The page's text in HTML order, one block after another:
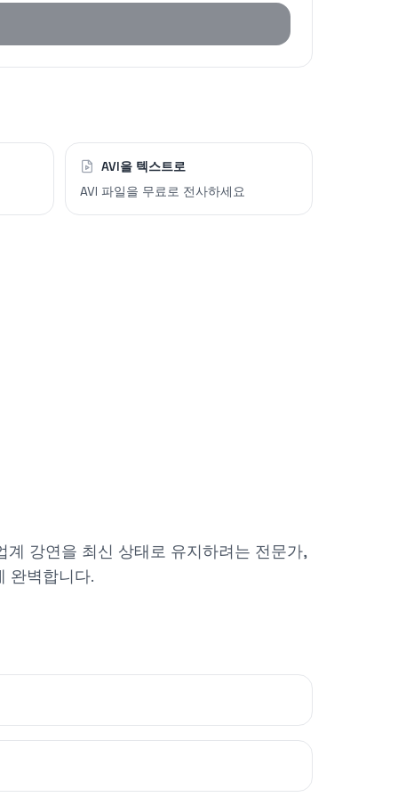
AVI을 텍스트로
AVI 파일을 무료로 전사하세요
강연을 최신 상태로 유지하려는 전문가,
완벽합니다.